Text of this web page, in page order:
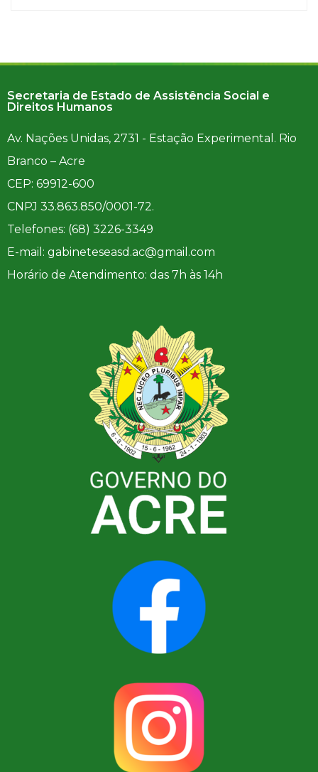
Secretaria de Estado de Assistência Social e
Direitos Humanos
Av. Nações Unidas, 2731 - Estação Experimental. Rio
Branco – Acre
CEP: 69912-600
CNPJ 33.863.850/0001-72.
Telefones: (68) 3226-3349
E-mail: gabineteseasd.ac@gmail.com
Horário de Atendimento: das 7h às 14h